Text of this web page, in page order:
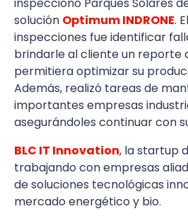
inspeccionó Parques Solares
solución Optimum INDRONE.
inspecciones fue identificar
brindarle al cliente un reporte
permitiera optimizar su
Además, realizó tareas de
importantes empresas
asegurándoles continuar con
BLC IT Innovation, la startup
trabajando con empresas
de soluciones tecnológicas
mercado energético y bio.